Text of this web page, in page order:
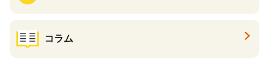
コラム